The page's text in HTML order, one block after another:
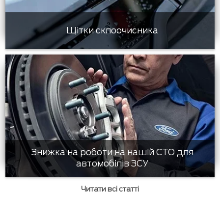
Щітки склоочисника
Знижка на роботи на нашій СТО для
автомобілів ЗСУ
Читати всі статті